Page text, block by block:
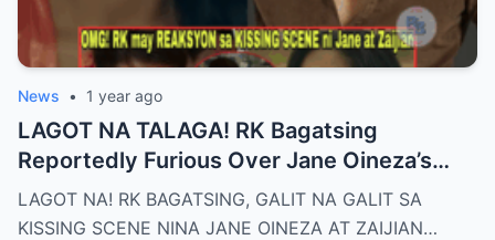
News • 1 year ago
LAGOT NA TALAGA! RK Bagatsing
Reportedly Furious Over Jane Oineza’s
Ki$$ing Scene with Zaijian Jaranilla —
Tension Rises Behind the Scenes as Fans
LAGOT NA! RK BAGATSING, GALIT NA GALIT SA
KISSING SCENE NINA JANE OINEZA AT ZAIJIAN…